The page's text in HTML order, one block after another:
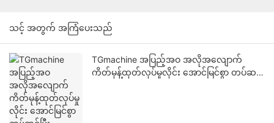
သင့် အတွက် အကြံပေးသည်
TGmachine အပြည့်အဝ အလိုအလျောက်
ကိတ်မုန့်ထုတ်လုပ်မှုလိုင်း အောင်မြင်စွာ တပ်ဆင်